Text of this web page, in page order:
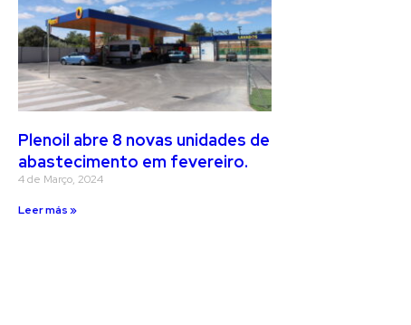
Plenoil abre 8 novas unidades de
abastecimento em fevereiro.
4 de Março, 2024
Leer más »